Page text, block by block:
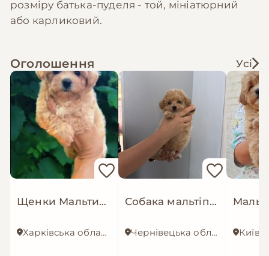
розміру батька-пуделя - той, мініатюрний
або карликовий.
Оголошення Усі
Щенки Мальтипу ф1
Харківська область
Собака мальтіпу, 2 місяці є паспорт та вакцини
Чернівецька область Київ